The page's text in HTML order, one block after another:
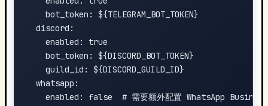
    bot_token: ${TELEGRAM_BOT_TOKEN}
  discord:
    enabled: true
    bot_token: ${DISCORD_BOT_TOKEN}
    guild_id: ${DISCORD_GUILD_ID}
  whatsapp:
enabled: false  # 需要额外配置 WhatsApp